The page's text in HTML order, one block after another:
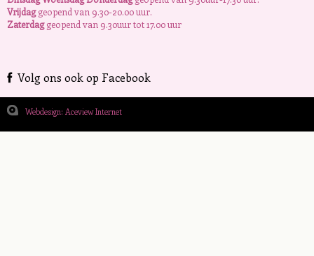
Vrijdaggeopend van 9.30-20.00 uur.
Zaterdaggeopend van 9.30uur tot 17.00 uur
Volg ons ook op Facebook
Webdesign: Aceview Internet